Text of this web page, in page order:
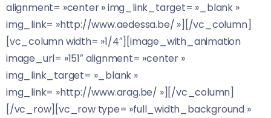
alignment= »center » img_link_target= »_blank »
img_link= »http://www.aedessa.be/ »][/vc_column]
[vc_column width= »1/4″][image_with_animation
image_url= »151″ alignment= »center »
img_link_target= »_blank »
img_link= »http://www.arag.be/ »][/vc_column]
[/vc_row][vc_row type= »full_width_background »